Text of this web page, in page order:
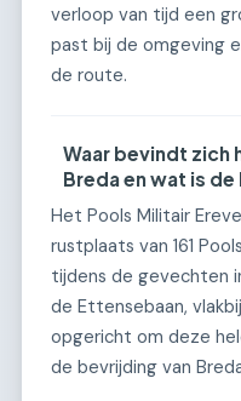
verloop van tijd een
past bij de omgeving
de route.
Waar bevindt zich
Breda en wat is
Het Pools Militair
rustplaats van 161
tijdens de gevechten
de Ettensebaan,
opgericht om deze
de bevrijding van